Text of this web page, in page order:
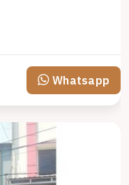
Whatsapp